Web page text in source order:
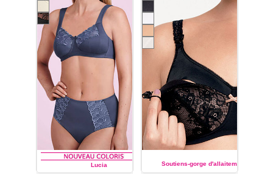
Lucia Soutiens-gorge d'allaitement